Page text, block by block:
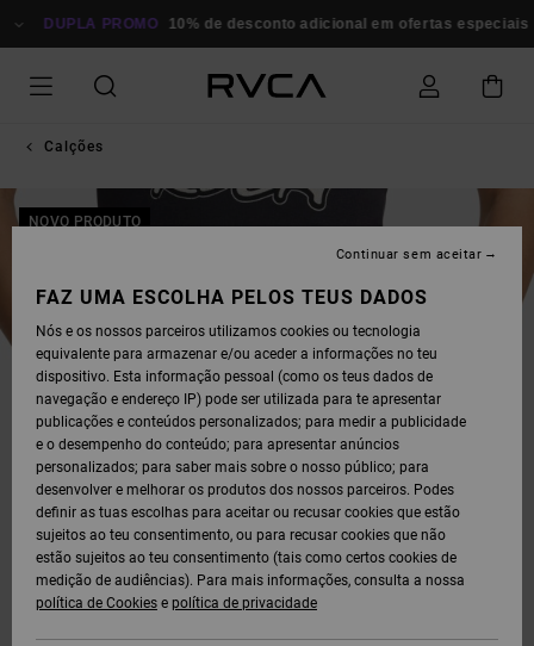
PARA DUPLA PROMO 10% de desconto adicional em ofertas especiais
Calções
NOVO PRODUTO
FAZ UMA ESCOLHA PELOS TEUS DADOS
Nós e os nossos parceiros utilizamos cookies ou tecnologia
equivalente para armazenar e/ou aceder a informações no teu
dispositivo. Esta informação pessoal (como os teus dados de
navegação e endereço IP) pode ser utilizada para te apresentar
publicações e conteúdos personalizados; para medir a publicidade
e o desempenho do conteúdo; para apresentar anúncios
personalizados; para saber mais sobre o nosso público; para
desenvolver e melhorar os produtos dos nossos parceiros. Podes
definir as tuas escolhas para aceitar ou recusar cookies que estão
sujeitos ao teu consentimento, ou para recusar cookies que não
estão sujeitos ao teu consentimento (tais como certos cookies de
medição de audiências). Para mais informações, consulta a nossa
política de Cookies e política de privacidade
Continuar sem aceitar